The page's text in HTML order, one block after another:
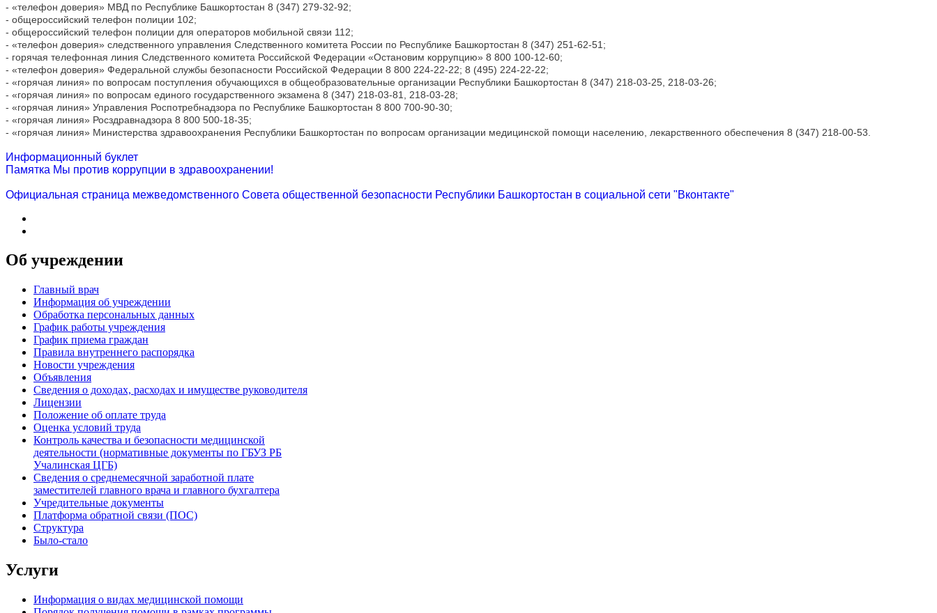
- «телефон доверия» МВД по Республике Башкортостан 8 (347) 279-32-92;
- общероссийский телефон полиции 102;
- общероссийский телефон полиции для операторов мобильной связи 112;
- «телефон доверия» следственного управления Следственного комитета России по Республике Башкортостан 8 (347) 251-62-51;
- горячая телефонная линия Следственного комитета Российской Федерации «Остановим коррупцию» 8 800 100-12-60;
- «телефон доверия» Федеральной службы безопасности Российской Федерации 8 800 224-22-22; 8 (495) 224-22-22;
- «горячая линия» по вопросам поступления обучающихся в общеобразовательные организации Республики Башкортостан 8 (347) 218-03-25, 218-03-26;
- «горячая линия» по вопросам единого государственного экзамена 8 (347) 218-03-81, 218-03-28;
- «горячая линия» Управления Роспотребнадзора по Республике Башкортостан 8 800 700-90-30;
- «горячая линия» Росздравнадзора 8 800 500-18-35;
- «горячая линия» Министерства здравоохранения Республики Башкортостан по вопросам организации медицинской помощи населению, лекарственного обеспечения 8 (347) 218-00-53.
Информационный буклет
Памятка Мы против коррупции в здравоохранении!
Официальная страница межведомственного Совета общественной безопасности Республики Башкортостан в социальной сети "Вконтакте"
Об учреждении
Главный врач
Информация об учреждении
Обработка персональных данных
График работы учреждения
График приема граждан
Правила внутреннего распорядка
Новости учреждения
Объявления
Сведения о доходах, расходах и имуществе руководителя
Лицензии
Положение об оплате труда
Оценка условий труда
Контроль качества и безопасности медицинской
деятельности (нормативные документы по ГБУЗ РБ
Учалинская ЦГБ)
Сведения о среднемесячной заработной плате
заместителей главного врача и главного бухгалтера
Учредительные документы
Платформа обратной связи (ПОС)
Структура
Было-стало
Услуги
Информация о видах медицинской помощи